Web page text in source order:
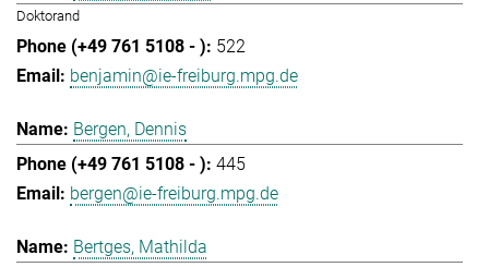
Doktorand
522
benjamin@ie-freiburg.mpg.de
Bergen, Dennis
445
bergen@ie-freiburg.mpg.de
Bertges, Mathilda